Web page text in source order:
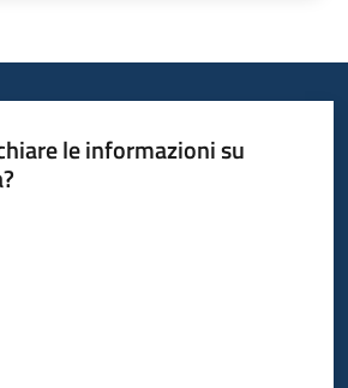
le informazioni su